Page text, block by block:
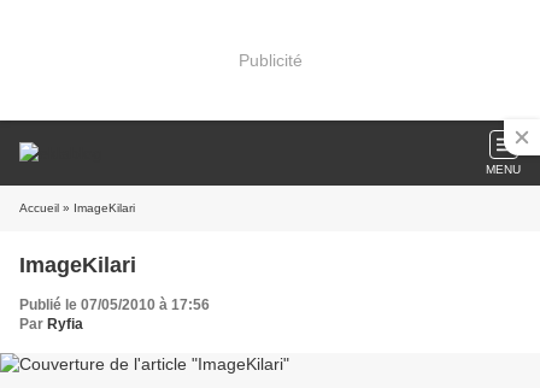
Publicité
MENU
Accueil » ImageKilari
ImageKilari
Publié le 07/05/2010 à 17:56
Par Ryfia